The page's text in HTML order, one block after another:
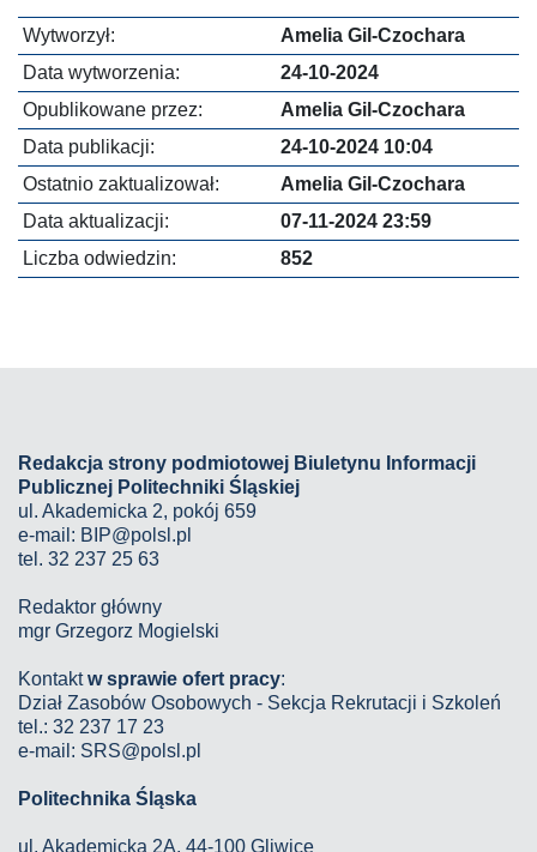
Wytworzył:
Amelia Gil-Czochara
Data wytworzenia:
24-10-2024
Opublikowane przez:
Amelia Gil-Czochara
Data publikacji:
24-10-2024 10:04
Ostatnio zaktualizował:
Amelia Gil-Czochara
Data aktualizacji:
07-11-2024 23:59
Liczba odwiedzin:
852
Redakcja strony podmiotowej Biuletynu Informacji
Publicznej Politechniki Śląskiej
ul. Akademicka 2, pokój 659
e-mail: BIP@polsl.pl
tel. 32 237 25 63
Redaktor główny
mgr Grzegorz Mogielski
Kontaktw sprawie ofert pracy:
Dział Zasobów Osobowych - Sekcja Rekrutacji i Szkoleń
tel.: 32 237 17 23
e-mail: SRS@polsl.pl
Politechnika Śląska
ul. Akademicka 2A, 44-100 Gliwice